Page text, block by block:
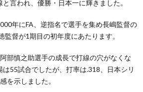
言われ、優勝・日本一に輝きました。
年にFA、逆指名で選手を集め長嶋監督の
督が1期目の初年度にあたります。
部慎之助選手の成長で打線の穴がなくな
は55試合でしたが、打率は.318、日本シリ
を示しました。